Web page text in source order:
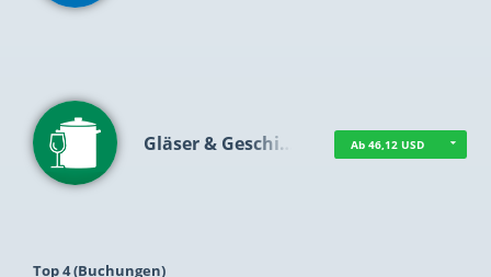
Gläser & Geschi… Ab 46,12 USD
Top 4 (Buchungen)